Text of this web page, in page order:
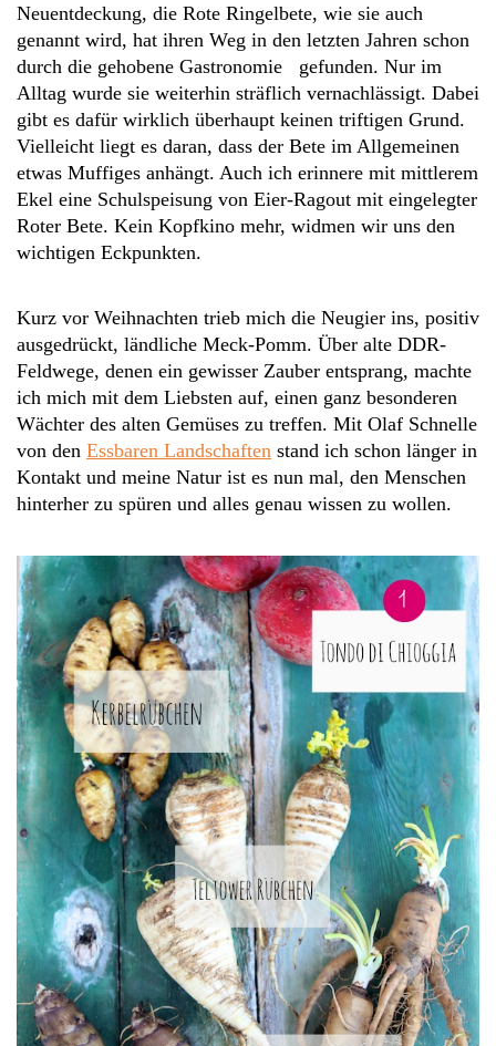
Neuentdeckung, die Rote Ringelbete, wie sie auch
genannt wird, hat ihren Weg in den letzten Jahren schon
durch die gehobene Gastronomie gefunden. Nur im
Alltag wurde sie weiterhin sträflich vernachlässigt. Dabei
gibt es dafür wirklich überhaupt keinen triftigen Grund.
Vielleicht liegt es daran, dass der Bete im Allgemeinen
etwas Muffiges anhängt. Auch ich erinnere mit mittlerem
Ekel eine Schulspeisung von Eier-Ragout mit eingelegter
Roter Bete. Kein Kopfkino mehr, widmen wir uns den
wichtigen Eckpunkten.
Kurz vor Weihnachten trieb mich die Neugier ins, positiv
ausgedrückt, ländliche Meck-Pomm. Über alte DDR-
Feldwege, denen ein gewisser Zauber entsprang, machte
ich mich mit dem Liebsten auf, einen ganz besonderen
Wächter des alten Gemüses zu treffen. Mit Olaf Schnelle
von den Essbaren Landschaften stand ich schon länger in
Kontakt und meine Natur ist es nun mal, den Menschen
hinterher zu spüren und alles genau wissen zu wollen.